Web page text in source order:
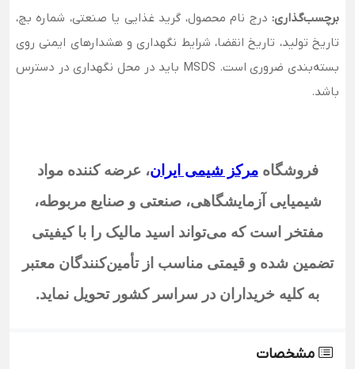
برچسب‌گذاری: درج نام محصول، گرید غذایی یا صنعتی، شماره بچ،
تاریخ تولید، تاریخ انقضا، شرایط نگهداری و هشدارهای ایمنی روی
بسته‌بندی ضروری است. MSDS باید در محل نگهداری در دسترس
باشد.
فروشگاهمرکز شیمی ایران،عرضه کننده مواد
شیمیایی آزمایشگاهی، صنعتی و صنایع مربوطه،
مفتخر است که می‌تواند اسید مالیک را با کیفیتی
تضمین شده و قیمتی مناسب از تأمین‌کنندگان معتبر
به کلیه خریداران در سراسر کشور تحویل نماید.
مشخصات